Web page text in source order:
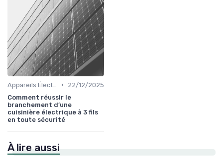
•
22/12/2025
Comment réussir le
branchement d’une
cuisinière électrique à 3 fils
en toute sécurité
À lire aussi